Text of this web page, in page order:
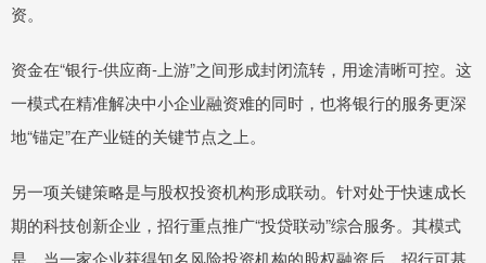
资。
资金在“银行-供应商-上游”之间形成封闭流转，用途清晰可控。这
一模式在精准解决中小企业融资难的同时，也将银行的服务更深
地“锚定”在产业链的关键节点之上。
另一项关键策略是与股权投资机构形成联动。针对处于快速成长
期的科技创新企业，招行重点推广“投贷联动”综合服务。其模式
是，当一家企业获得知名风险投资机构的股权融资后，招行可基